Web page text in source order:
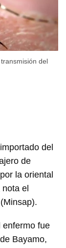
del
del
de
la oriental
el
enfermo fue
Bayamo,